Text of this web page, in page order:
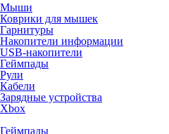
Мыши
Коврики для мышек
Гарнитуры
Накопители информации
USB-накопители
Геймпады
Рули
Кабели
Зарядные устройства
Xbox
Геймпады